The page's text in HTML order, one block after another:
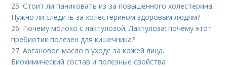
25.Стоит ли паниковать из-за повышенного холестерина.
Нужно ли следить за холестерином здоровым людям?
26. Почему молоко с лактулозой. Лактулоза: почему этот
пребиотик полезен для кишечника?
27.Аргановое масло в уходе за кожей лица.
Биохимический состав и полезные свойства